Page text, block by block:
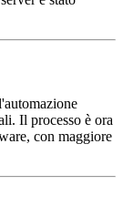
Il processo è ora
con maggiore